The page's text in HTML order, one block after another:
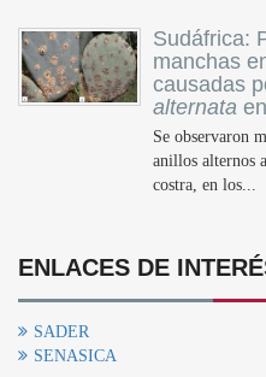
Sudáfrica:
manchas
causadas
alternata en
Se observaron
anillos alternos
costra, en los...
ENLACES DE
SADER
SENASICA